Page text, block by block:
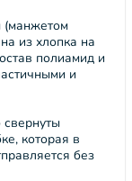
(манжетом
из хлопка на
полиамид и
и
свернуты
которая в
без